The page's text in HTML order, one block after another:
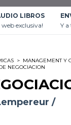
LIBROS
exclusiva!
Y
> MANAGEMENT Y
NEGOCIACION
/